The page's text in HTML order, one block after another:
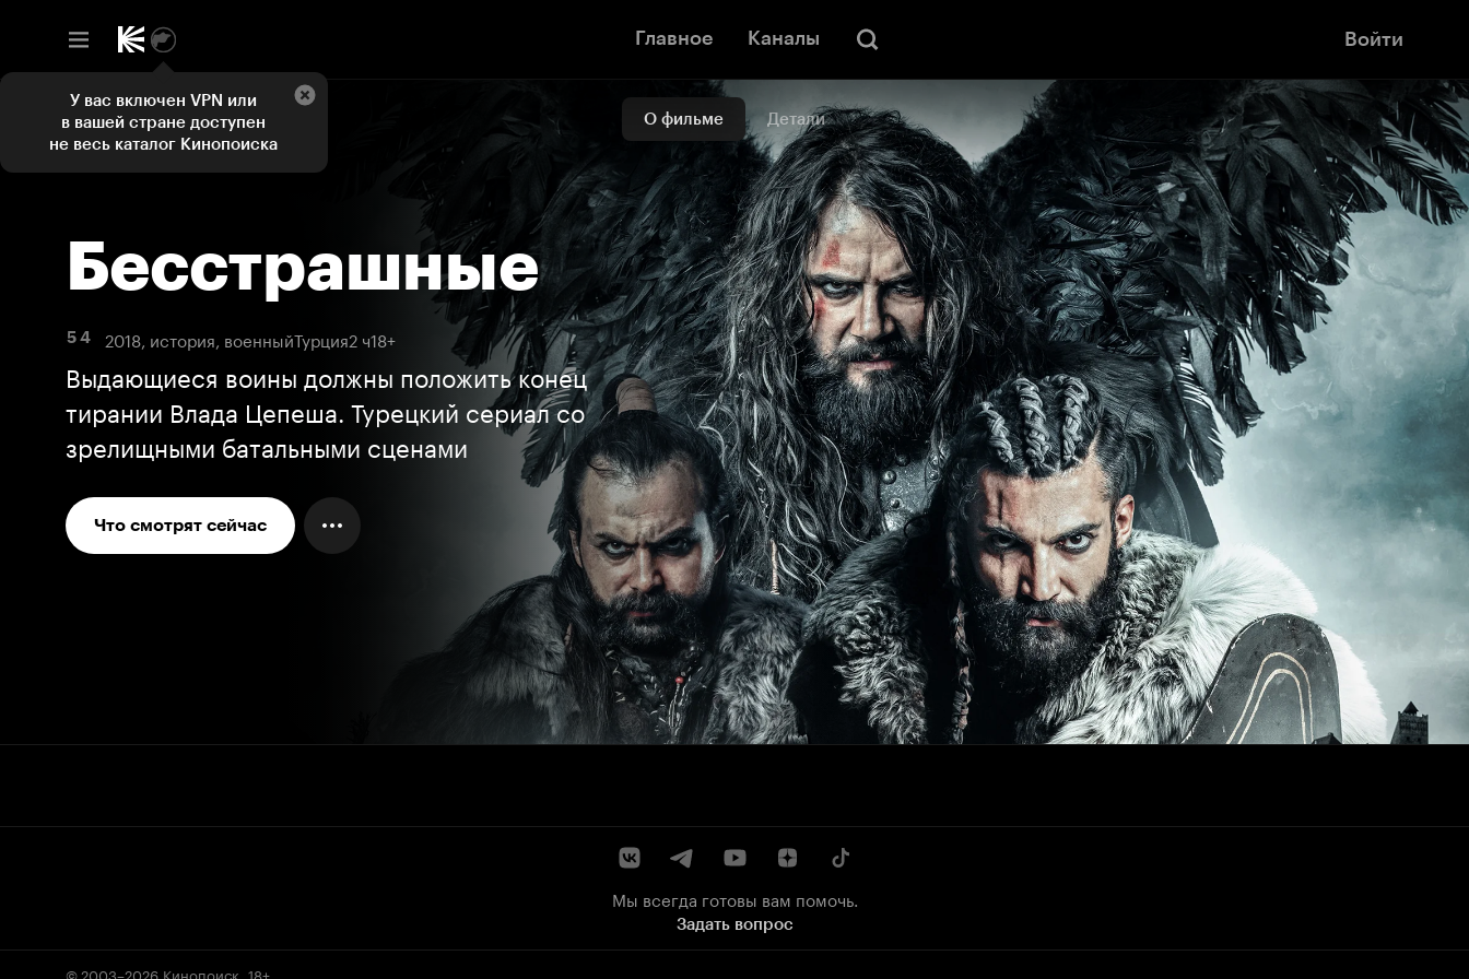
Главное Каналы Войти
О фильме Детали
Бесстрашные
5 4 2018, история, военныйТурция2 ч18+
Выдающиеся воины должны положить конец
тирании Влада Цепеша. Турецкий сериал со
зрелищными батальными сценами
Что смотрят сейчас
Мы всегда готовы вам помочь.
Задать вопрос
© 2003–2026 Кинопоиск 18+
У вас включен VPN или
в вашей стране доступен
не весь каталог Кинопоиска